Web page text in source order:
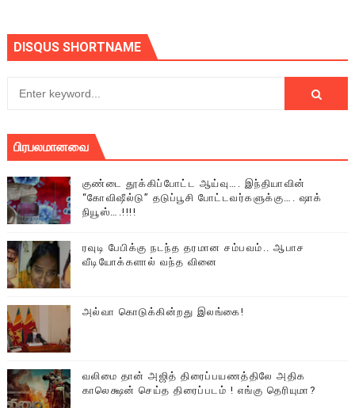
DISQUS SHORTNAME
பிரபலமானவை
குண்டை தூக்கிப்போட்ட ஆய்வு…. இந்தியாவின்
“கோவிஷீல்டு” தடுப்பூசி போட்டவர்களுக்கு…. ஷாக்
நியூஸ்….!!!!
ரவுடி பேபிக்கு நடந்த தரமான சம்பவம்.. ஆபாச
வீடியோக்களால் வந்த வினை
அல்வா கொடுக்கின்றது இலங்கை!
வலிமை தான் அஜித் திரைப்பயணத்திலே அதிக
காலெக்ஷன் செய்த திரைப்படம் ! எங்கு தெரியுமா?